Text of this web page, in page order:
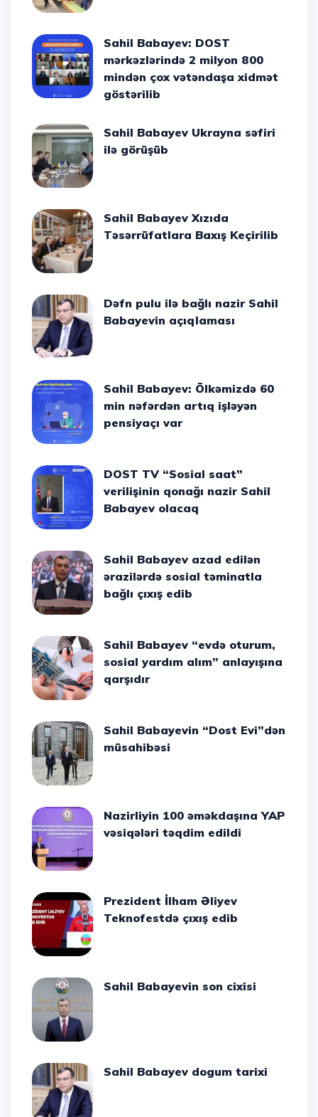
Sahil Babayev: DOST
mərkəzlərində 2 milyon 800
mindən çox vətəndaşa xidmət
göstərilib
Sahil Babayev Ukrayna səfiri
ilə görüşüb
Sahil Babayev Xızıda
Təsərrüfatlara Baxış Keçirilib
Dəfn pulu ilə bağlı nazir Sahil
Babayevin açıqlaması
Sahil Babayev: Ölkəmizdə 60
min nəfərdən artıq işləyən
pensiyaçı var
DOST TV “Sosial saat”
verilişinin qonağı nazir Sahil
Babayev olacaq
Sahil Babayev azad edilən
ərazilərdə sosial təminatla
bağlı çıxış edib
Sahil Babayev “evdə oturum,
sosial yardım alım” anlayışına
qarşıdır
Sahil Babayevin “Dost Evi”dən
müsahibəsi
Nazirliyin 100 əməkdaşına YAP
vəsiqələri təqdim edildi
Prezident İlham Əliyev
Teknofestdə çıxış edib
Sahil Babayevin son cixisi
Sahil Babayev dogum tarixi